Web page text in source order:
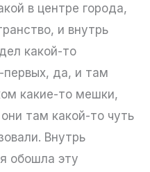
в центре города,
и внутрь
какой-то
первых, да, и там
какие-то мешки,
там какой-то чуть
Внутрь
обошла эту